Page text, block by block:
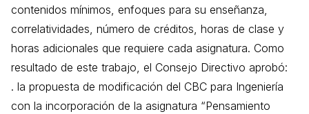
contenidos mínimos, enfoques para su enseñanza,
correlatividades, número de créditos, horas de clase y
horas adicionales que requiere cada asignatura. Como
resultado de este trabajo, el Consejo Directivo aprobó:
. la propuesta de modificación del CBC para Ingeniería
con la incorporación de la asignatura “Pensamiento